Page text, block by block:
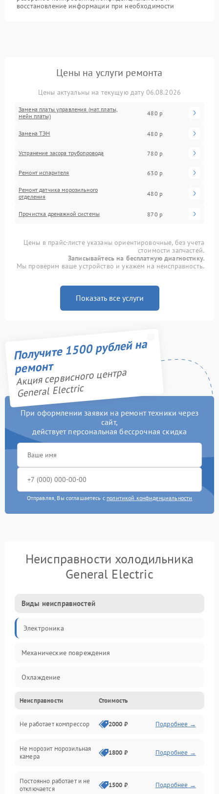
восстановление информации при необходимости
Цены на услуги ремонта
Цены актуальны на текущую дату 06.08.2026
Замена платы управления (мат.платы,
мейн платы)
480 р
Замена ТЭН 480 р
Устранение засора трубопровода 780 р
Ремонт испарителя 630 р
Ремонт датчика морозильного
отделения
480 р
Прочистка дренажной системы 870 р
Цены в прайс-листе указаны ориентировочные, без учета
стоимости запчастей.
Записывайтесь на бесплатную диагностику.
Мы проверим ваше устройство и укажем на неисправность.
Показать все услуги
Получите 1500 рублей на
ремонт
Акция сервисного центра
General Electric
При оформлении заявки на ремонт техники через
сайт,
действует персональная бессрочная скидка
Отправляя, Вы соглашаетесь с политикой конфиденциальности
Неисправности холодильника
General Electric
Виды неисправностей
Электроника
Механические повреждения
Охлаждение
Механика
Электропитание
Дренаж
Неисправности Стоимость
Не работает компрессор 2000 ₽ Подробнее →
Не морозит морозильная
камера
1800 ₽ Подробнее →
Постоянно работает и не
отключается
1500 ₽ Подробнее →